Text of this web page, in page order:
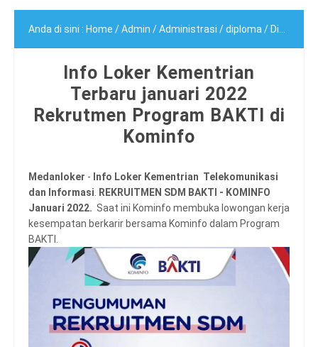
Anda di sini : Home /Admin /Administrasi /diploma / Diploma 3
Info Loker Kementrian
Terbaru januari 2022
Rekrutmen Program BAKTI di
Kominfo
Medanloker - Info Loker Kementrian Telekomunikasi
dan Informasi
REKRUITMEN SDM BAKTI - KOMINFO
Januari 2022. Saat ini Kominfo membuka lowongan kerja
kesempatan berkarir bersama Kominfo dalam Program
BAKTI.